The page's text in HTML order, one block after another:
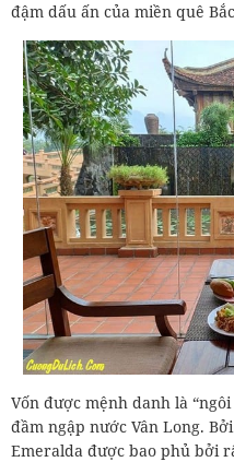
đậm dấu ấn của miền quê
Vốn được mệnh danh là
đầm ngập nước Vân Long.
Emeralda được bao phủ bởi